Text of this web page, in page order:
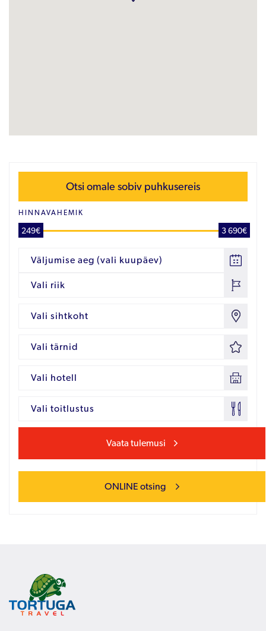
Otsi omale sobiv puhkusereis
HINNAVAHEMIK
249€ 3 690€
Väljumise aeg (vali kuupäev)
Vali riik
Vali sihtkoht
Vali tärnid
Vali hotell
Vali toitlustus
Vaata tulemusi
ONLINE otsing